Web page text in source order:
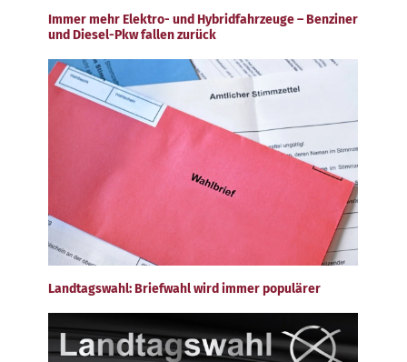
Immer mehr Elektro- und Hybridfahrzeuge – Benziner
und Diesel-Pkw fallen zurück
Landtagswahl: Briefwahl wird immer populärer